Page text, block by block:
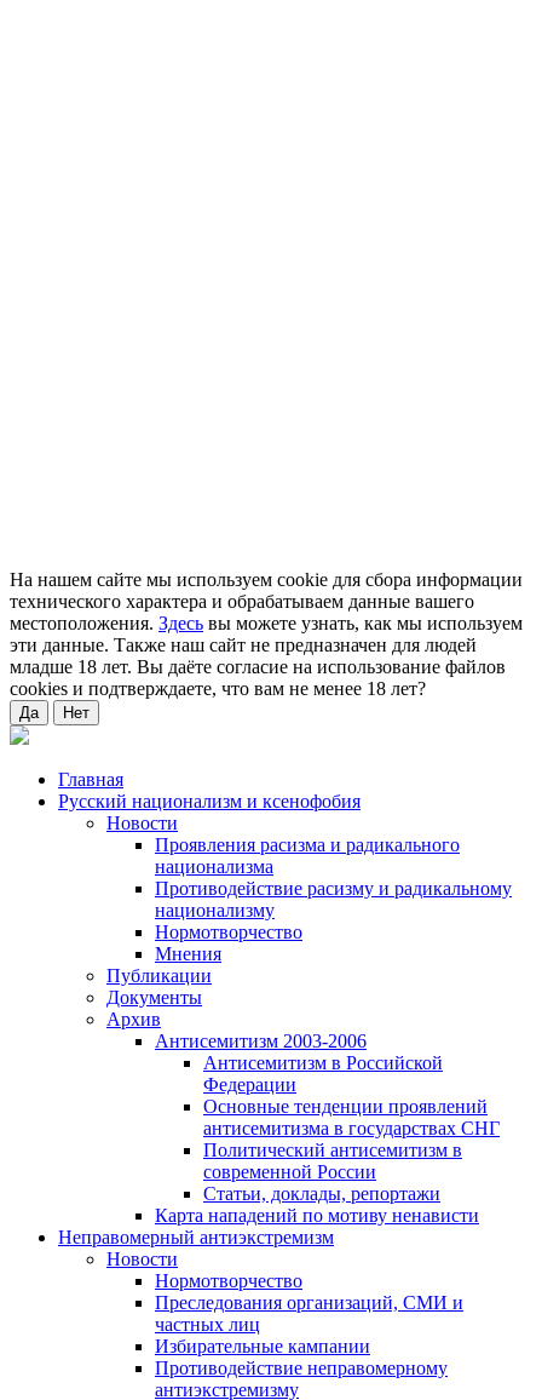
На нашем сайте мы используем cookie для сбора информации
технического характера и обрабатываем данные вашего
местоположения. Здесь вы можете узнать, как мы используем
эти данные. Также наш сайт не предназначен для людей
младше 18 лет. Вы даёте согласие на использование файлов
cookies и подтверждаете, что вам не менее 18 лет?
Да Нет
Главная
Русский национализм и ксенофобия
Новости
Проявления расизма и радикального
национализма
Противодействие расизму и радикальному
национализму
Нормотворчество
Мнения
Публикации
Документы
Архив
Антисемитизм 2003-2006
Антисемитизм в Российской
Федерации
Основные тенденции проявлений
антисемитизма в государствах СНГ
Политический антисемитизм в
современной России
Статьи, доклады, репортажи
Карта нападений по мотиву ненависти
Неправомерный антиэкстремизм
Новости
Нормотворчество
Преследования организаций, СМИ и
частных лиц
Избирательные кампании
Противодействие неправомерному
антиэкстремизму